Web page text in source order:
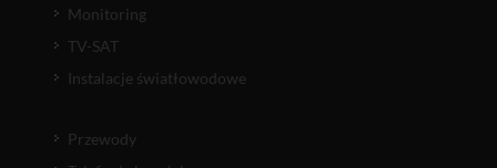
Monitoring
TV-SAT
Instalacje światłowodowe
Przewody